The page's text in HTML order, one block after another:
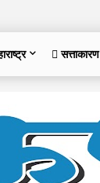
 सत्ताकारण